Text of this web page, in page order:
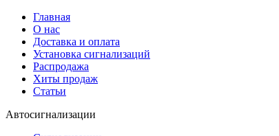
Главная
О нас
Доставка и оплата
Установка сигнализаций
Распродажа
Хиты продаж
Статьи
Автосигнализации